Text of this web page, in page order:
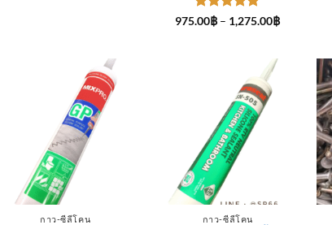
ให้คะแนน
975.00฿ – 1,275.00฿Price
1,275.00฿
กาว-ซีลีโคน กาว-ซีลีโคน